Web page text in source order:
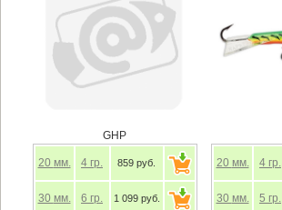
GHP
20 мм. 4 гр. 859 руб.
30 мм. 6 гр. 1 099 руб.
20 мм. 4 гр.
30 мм. 5 гр.